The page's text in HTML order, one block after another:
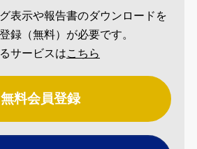
表示や報告書のダウンロードを
録（無料）が必要です。
サービスはこちら
無料会員登録